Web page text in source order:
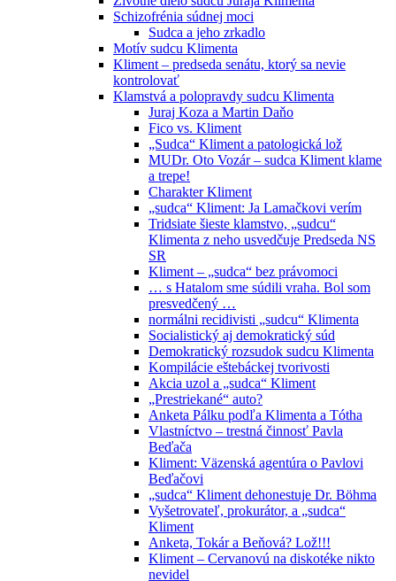
Schizofrénia súdnej moci
Sudca a jeho zrkadlo
Motív sudcu Klimenta
Kliment – predseda senátu, ktorý sa nevie
kontrolovať
Klamstvá a polopravdy sudcu Klimenta
Juraj Koza a Martin Daňo
Fico vs. Kliment
„Sudca“ Kliment a patologická lož
MUDr. Oto Vozár – sudca Kliment klame
a trepe!
Charakter Kliment
„sudca“ Kliment: Ja Lamačkovi verím
Tridsiate šieste klamstvo, „sudcu“
Klimenta z neho usvedčuje Predseda NS
SR
Kliment – „sudca“ bez právomoci
… s Hatalom sme súdili vraha. Bol som
presvedčený …
normálni recidivisti „sudcu“ Klimenta
Socialistický aj demokratický súd
Demokratický rozsudok sudcu Klimenta
Kompilácie eštebáckej tvorivosti
Akcia uzol a „sudca“ Kliment
„Prestriekané“ auto?
Anketa Pálku podľa Klimenta a Tótha
Vlastníctvo – trestná činnosť Pavla
Beďača
Kliment: Väzenská agentúra o Pavlovi
Beďačovi
„sudca“ Kliment dehonestuje Dr. Böhma
Vyšetrovateľ, prokurátor, a „sudca“
Kliment
Anketa, Tokár a Beňová? Lož!!!
Kliment – Cervanovú na diskotéke nikto
nevidel